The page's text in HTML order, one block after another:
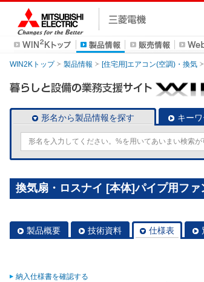
WIN2Kトップ 製品情報 [住宅用]エアコン(空調)・換気
形名から製品情報を探す キー
換気扇・ロスナイ [本体]パイプ用ファ
製品概要 技術資料 仕様表
納入仕様書を確認する